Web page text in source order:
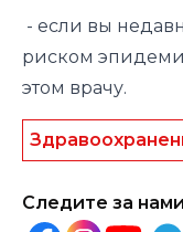
- если вы
риском
этом врачу.
Следите за